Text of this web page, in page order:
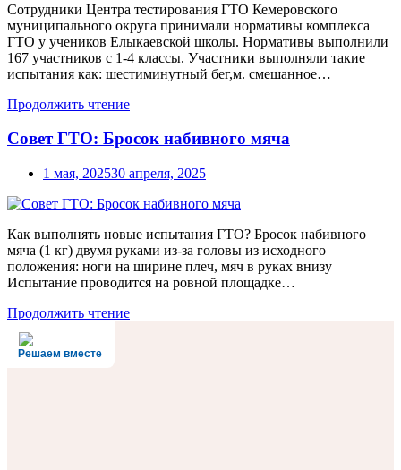
Сотрудники Центра тестирования ГТО Кемеровского
муниципального округа принимали нормативы комплекса
ГТО у учеников Елыкаевской школы. Нормативы выполнили
167 участников с 1-4 классы. Участники выполняли такие
испытания как: шестиминутный бег,м. смешанное…
Продолжить чтение
Совет ГТО: Бросок набивного мяча
1 мая, 202530 апреля, 2025
Как выполнять новые испытания ГТО? Бросок набивного
мяча (1 кг) двумя руками из-за головы из исходного
положения: ноги на ширине плеч, мяч в руках внизу
Испытание проводится на ровной площадке…
Продолжить чтение
Решаем вместе